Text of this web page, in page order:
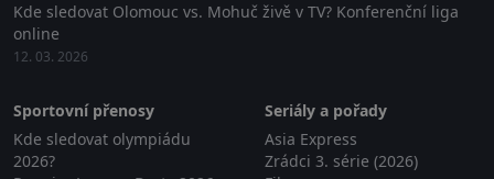
Kde sledovat Olomouc vs. Mohuč živě v TV? Konferenční liga
online
12. 03. 2026
Sportovní přenosy
Kde sledovat olympiádu
2026?
Seriály a pořady
Asia Express
Zrádci 3. série (2026)